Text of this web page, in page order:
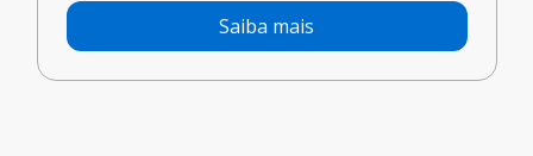
Saiba mais